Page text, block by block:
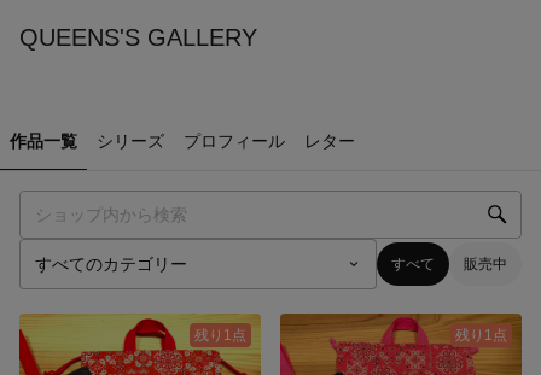
QUEENS'S GALLERY
作品一覧 シリーズ プロフィール レター
すべて 販売中
残り1点 残り1点